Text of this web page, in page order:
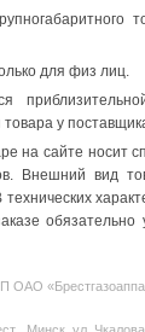
для физ лиц.
у
на сайте носит
Внешний вид
ОАО